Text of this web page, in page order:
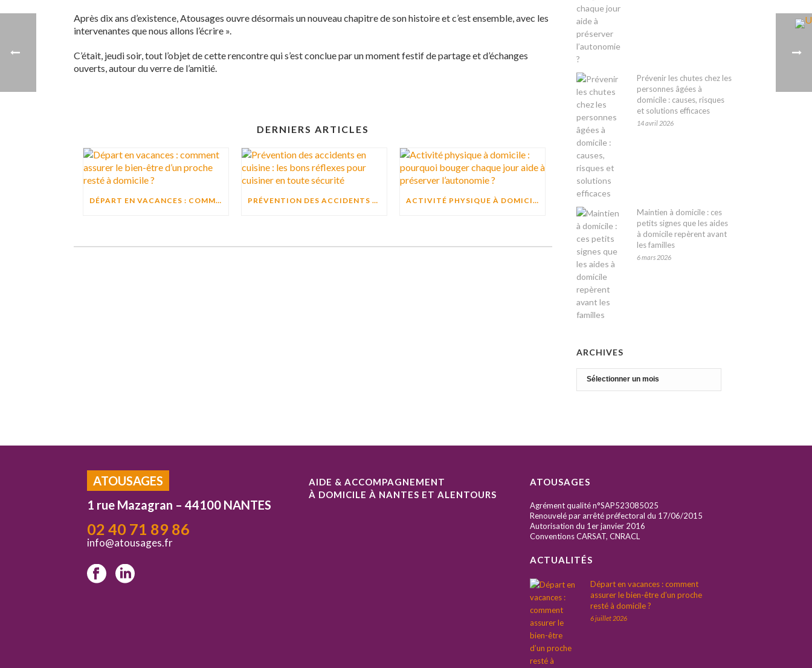
Après dix ans d’existence, Atousages ouvre désormais un nouveau chapitre de son histoire et c’est ensemble, avec les
intervenantes que nous allons l’écrire ».
C’était, jeudi soir, tout l’objet de cette rencontre qui s’est conclue par un moment festif de partage et d’échanges
ouverts, autour du verre de l’amitié.
DERNIERS ARTICLES
DÉPART EN VACANCES : COMMENT ASSURER LE BIEN-ÊTRE D’UN PROCHE RESTÉ À DOMICILE ? PRÉVENTION DES ACCIDENTS EN CUISINE : LES BONS RÉFLEXES POUR CUISINER EN TOUTE SÉCURITÉ ACTIVITÉ PHYSIQUE À DOMICILE : POURQUOI BOUGER CHAQUE JOUR AIDE À PRÉSERVER L’AUTONOMIE ?
Prévenir les chutes chez les
personnes âgées à
domicile : causes, risques
et solutions efficaces
14 avril 2026
Maintien à domicile : ces
petits signes que les aides
à domicile repèrent avant
les familles
6 mars 2026
ARCHIVES
Archives
ATOUSAGES
1 rue Mazagran – 44100 NANTES
02 40 71 89 86
info@atousages.fr
AIDE & ACCOMPAGNEMENT
À DOMICILE À NANTES ET ALENTOURS
ATOUSAGES
Agrément qualité n°SAP523085025
Renouvelé par arrêté préfectoral du 17/06/2015
Autorisation du 1er janvier 2016
Conventions CARSAT, CNRACL
ACTUALITÉS
Départ en vacances : comment
assurer le bien-être d’un proche
resté à domicile ?
6 juillet 2026